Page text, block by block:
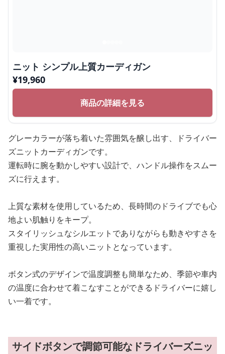
ニット シンプル上質カーディガン
¥19,960
商品の詳細を見る
グレーカラーが落ち着いた雰囲気を醸し出す、ドライバー
ズニットカーディガンです。
運転時に腕を動かしやすい設計で、ハンドル操作をスムー
ズに行えます。
上質な素材を使用しているため、長時間のドライブでも心
地よい肌触りをキープ。
スタイリッシュなシルエットでありながらも動きやすさを
重視した実用性の高いニットとなっています。
ボタン式のデザインで温度調整も簡単なため、季節や車内
の温度に合わせて着こなすことができるドライバーに嬉し
い一着です。
サイドボタンで調節可能なドライバーズニッ